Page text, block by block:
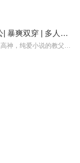
文娱教父｜平行世界文抄公| 暴爽双穿 | 多人有声剧